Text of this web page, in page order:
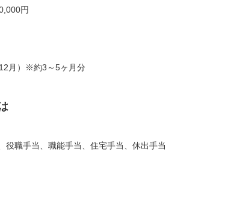
円
月）※約3～5ヶ月分
役職手当、職能手当、住宅手当、休出手当